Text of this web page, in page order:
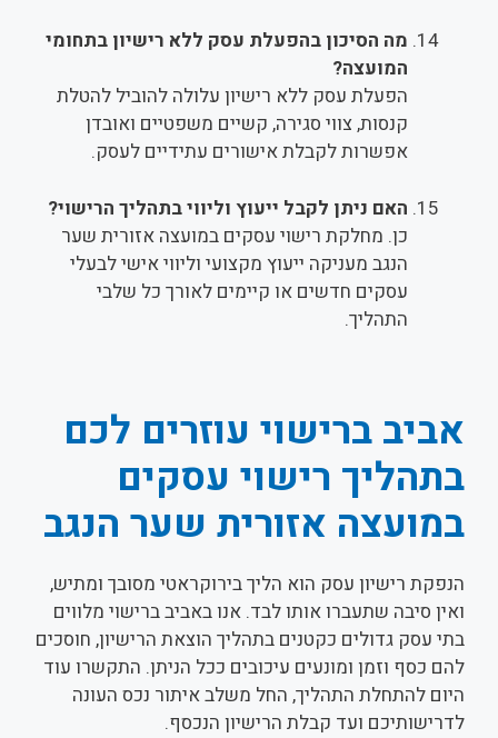
מה הסיכון בהפעלת עסק ללא רישיון בתחומי
המועצה?
הפעלת עסק ללא רישיון עלולה להוביל להטלת
קנסות, צווי סגירה, קשיים משפטיים ואובדן
אפשרות לקבלת אישורים עתידיים לעסק.
האם ניתן לקבל ייעוץ וליווי בתהליך הרישוי?
כן. מחלקת רישוי עסקים במועצה אזורית שער
הנגב מעניקה ייעוץ מקצועי וליווי אישי לבעלי
עסקים חדשים או קיימים לאורך כל שלבי
התהליך.
אביב ברישוי עוזרים לכם
בתהליך רישוי עסקים
במועצה אזורית שער הנגב
הנפקת רישיון עסק הוא הליך בירוקראטי מסובך ומתיש,
ואין סיבה שתעברו אותו לבד. אנו באביב ברישוי מלווים
בתי עסק גדולים כקטנים בתהליך הוצאת הרישיון, חוסכים
להם כסף וזמן ומונעים עיכובים ככל הניתן. התקשרו עוד
היום להתחלת התהליך, החל משלב איתור נכס העונה
לדרישותיכם ועד קבלת הרישיון הנכסף.